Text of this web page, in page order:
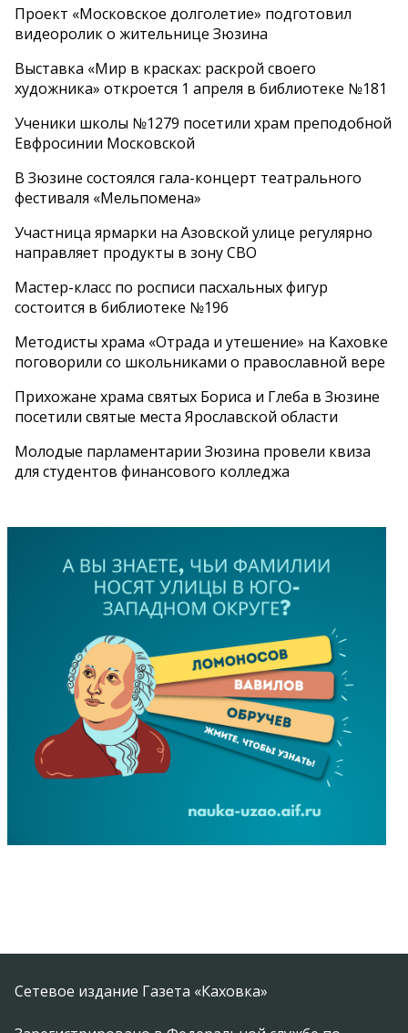
Проект «Московское долголетие» подготовил
видеоролик о жительнице Зюзина
Выставка «Мир в красках: раскрой своего
художника» откроется 1 апреля в библиотеке №181
Ученики школы №1279 посетили храм преподобной
Евфросинии Московской
В Зюзине состоялся гала-концерт театрального
фестиваля «Мельпомена»
Участница ярмарки на Азовской улице регулярно
направляет продукты в зону СВО
Мастер-класс по росписи пасхальных фигур
состоится в библиотеке №196
Методисты храма «Отрада и утешение» на Каховке
поговорили со школьниками о православной вере
Прихожане храма святых Бориса и Глеба в Зюзине
посетили святые места Ярославской области
Молодые парламентарии Зюзина провели квиза
для студентов финансового колледжа
Сетевое издание Газета «Каховка»